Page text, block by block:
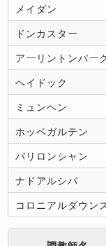
メイダン
ドンカスター
アーリントンパー
ヘイドック
ミュンヘン
ホッペガルテン
パリロンシャン
ナドアルシバ
コロニアルダウン